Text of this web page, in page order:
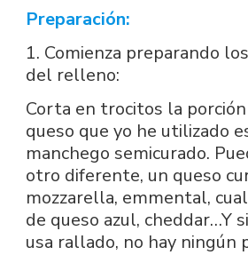
Preparación:
1. Comienza preparando
del relleno:
Corta en trocitos la
queso que yo he utilizado
manchego semicurado.
otro diferente, un queso
mozzarella, emmental,
de queso azul, cheddar…Y
usa rallado, no hay ningún